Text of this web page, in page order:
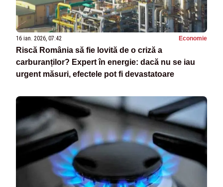
16 ian. 2026, 07:42 Economie
Riscă România să fie lovită de o criză a
carburanților? Expert în energie: dacă nu se iau
urgent măsuri, efectele pot fi devastatoare